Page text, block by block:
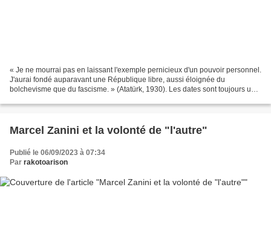
« Je ne mourrai pas en laissant l'exemple pernicieux d'un pouvoir personnel.
J'aurai fondé auparavant une République libre, aussi éloignée du
bolchevisme que du fascisme. » (Atatürk, 1930). Les dates sont toujours un
Marcel Zanini et la volonté de "l'autre"
Publié le 06/09/2023 à 07:34
Par rakotoarison